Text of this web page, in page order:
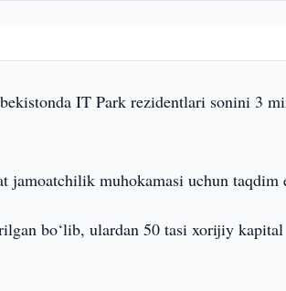
IT Park rezidentlari sonini 3
jamoatchilik muhokamasi uchun taqdim
bo‘lib, ulardan 50 tasi xorijiy kapital